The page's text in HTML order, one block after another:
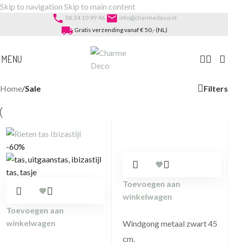
Skip to navigation Skip to main content
phone 06 34 10 99 46 email info@charmedeco.nl
local_shipping Gratis verzending vanaf € 50,- (NL)
MENU
Home/Sale Filters
-60%
Toevoegen aan
winkelwagen
Toevoegen aan
winkelwagen
Windgong metaal zwart 45
cm.